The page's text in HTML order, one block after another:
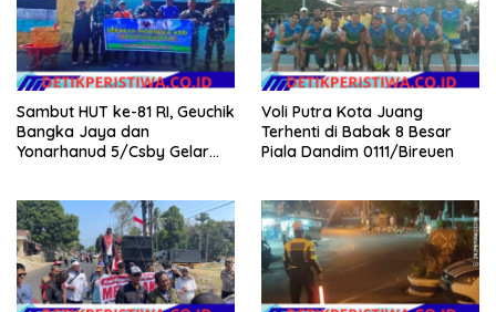
Sambut HUT ke-81 RI, Geuchik
Bangka Jaya dan
Yonarhanud 5/Csby Gelar
Voli Putra Kota Juang
Terhenti di Babak 8 Besar
Piala Dandim 0111/Bireuen